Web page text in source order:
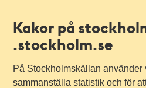
Kakor på
.stockholm.se
På Stockholmskällan använder
sammanställa statistik och för